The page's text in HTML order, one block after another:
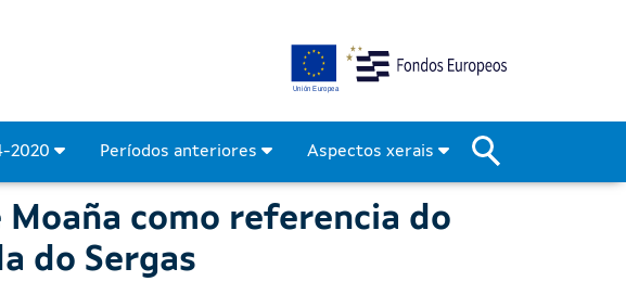
como referencia do
2020 Períodos anteriores Aspectos xerais
como referencia do
do Sergas